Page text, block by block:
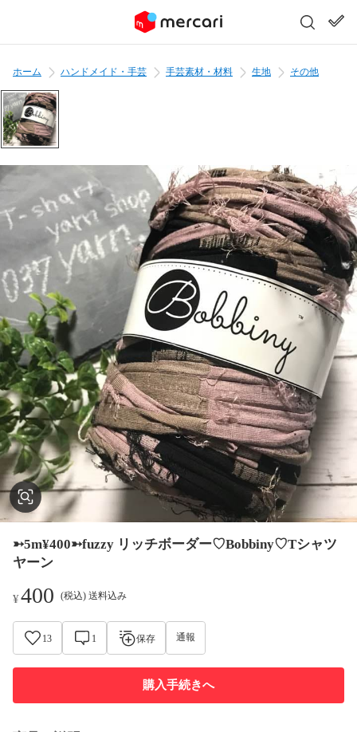
ホーム ハンドメイド・手芸 手芸素材・材料 生地 その他
➳5m¥400➳fuzzy リッチボーダー♡Bobbiny♡Tシャツ
ヤーン
¥400 (税込) 送料込み
13 1 保存 通報
購入手続きへ